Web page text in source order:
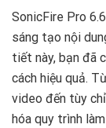
SonicFire Pro
sáng tạo nội
tiết này, bạn đã
cách hiệu quả.
video đến tùy
hóa quy trình